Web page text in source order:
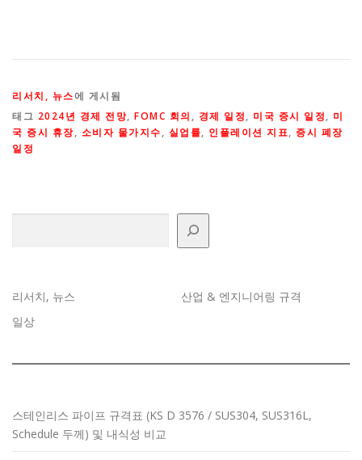
리서치, 뉴스에 게시됨
태그 2024년 경제 전망, FOMC 회의 , 경제 일정, 미국 증시 일정, 미
국 증시 휴장, 소비자 물가지수, 실업률, 인플레이션 지표, 증시 폐장
일정
리서치, 뉴스
산업 & 엔지니어링 규격
일상
스테인리스 파이프 규격표 (KS D 3576 / SUS304, SUS316L,
Schedule 두께) 및 내식성 비교